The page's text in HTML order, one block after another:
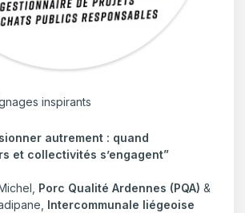
inspirants
autrement : quand
et collectivités s’engagent”
Porc Qualité Ardennes (PQA) &
Intercommunale liégeoise